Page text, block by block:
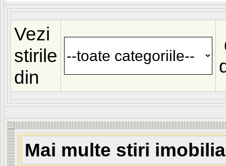
Vezi
stirile
din
Mai multe stiri